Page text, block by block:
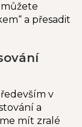
a přesadit
v
a
mít zralé